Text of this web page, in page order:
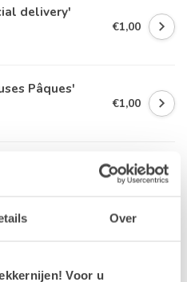
Over
Voor u
delivery'
€1,00
Pâques'
€1,00
€1,00